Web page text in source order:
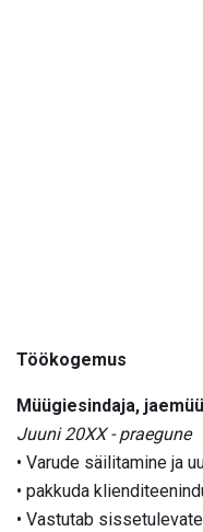
Töökogemus
Müügiesindaja,
Juuni 20XX - praegune
• Varude säilitamine ja
• pakkuda
• Vastutab